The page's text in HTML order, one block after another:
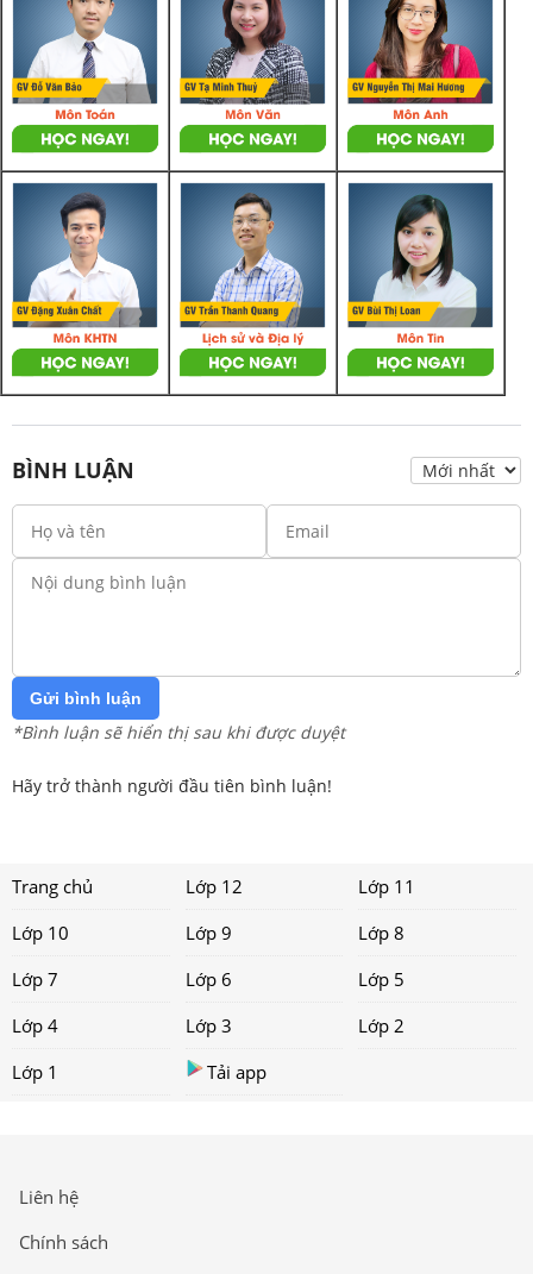
BÌNH LUẬN
Gửi bình luận
*Bình luận sẽ hiển thị sau khi được duyệt
Hãy trở thành người đầu tiên bình luận!
Trang chủ Lớp 12
Lớp 11
Lớp 10
Lớp 9
Lớp 8
Lớp 7
Lớp 6
Lớp 5
Lớp 4
Lớp 3
Lớp 2
Lớp 1
Tải app
Liên hệ
Chính sách